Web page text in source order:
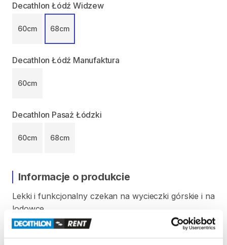
Decathlon Łódź Widzew
60cm 68cm
Decathlon Łódź Manufaktura
60cm
Decathlon Pasaż Łódzki
60cm 68cm
Informacje o produkcie
Lekki i funkcjonalny czekan na wycieczki górskie i na
lodowce.
Stalowy dziób bardzo
twardym